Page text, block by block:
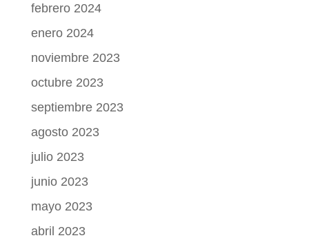
febrero 2024
enero 2024
noviembre 2023
octubre 2023
septiembre 2023
agosto 2023
julio 2023
junio 2023
mayo 2023
abril 2023